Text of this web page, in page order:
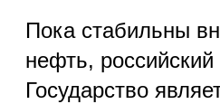
Пока стабильны
нефть,
Государство